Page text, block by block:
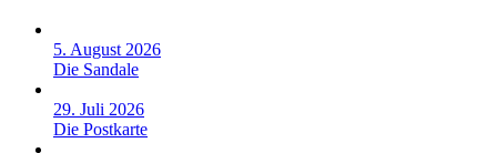
5. August 2026
Die Sandale
29. Juli 2026
Die Postkarte